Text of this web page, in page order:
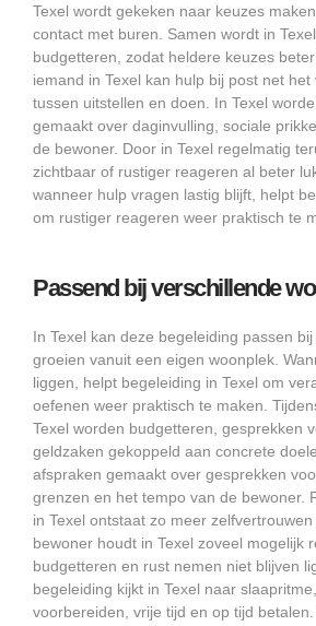
Texel wordt gekeken naar keuzes
contact met buren. Samen wordt in
budgetteren, zodat heldere keuzes
iemand in Texel kan hulp bij post net het
tussen uitstellen en doen. In Texel
gemaakt over daginvulling, sociale
de bewoner. Door in Texel regelmatig
zichtbaar of rustiger reageren al beter
wanneer hulp vragen lastig blijft, helpt
om rustiger reageren weer praktisch te
Passend bij verschillende
In Texel kan deze begeleiding passen
groeien vanuit een eigen woonplek.
liggen, helpt begeleiding in Texel om
oefenen weer praktisch te maken.
Texel worden budgetteren, gesprekken
geldzaken gekoppeld aan concrete
afspraken gemaakt over gesprekken
grenzen en het tempo van de bewoner.
in Texel ontstaat zo meer
bewoner houdt in Texel zoveel mogelijk
budgetteren en rust nemen niet blijven
begeleiding kijkt in Texel naar
voorbereiden, vrije tijd en op tijd